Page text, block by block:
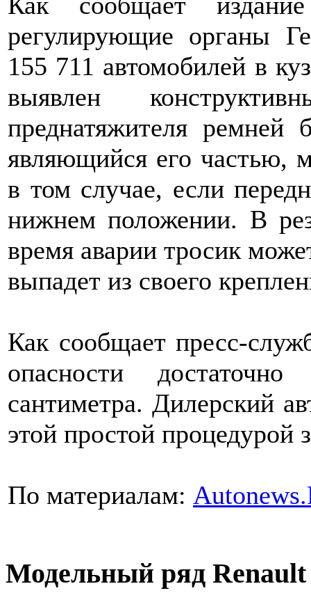
регулирующие органы
155 711 автомобилей в
выявлен
преднатяжителя ремней
являющийся его частью,
в том случае, если
нижнем положении. В
время аварии тросик
выпадет из своего
Как сообщает пресс-
опасности
сантиметра. Дилерский
этой простой процедурой
По материалам:
Модельный ряд Renault